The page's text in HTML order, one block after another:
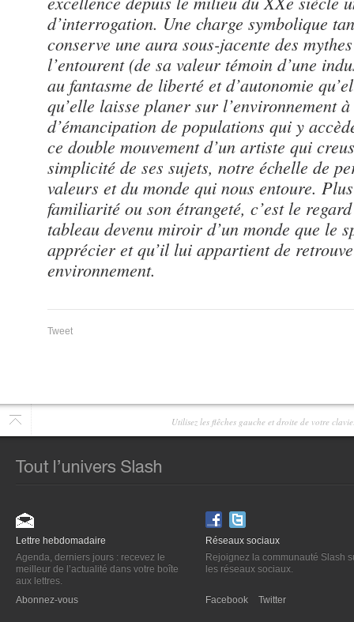
d’interrogation. Une charge symbolique
conserve une aura sous-jacente des
l’entourent (de sa valeur témoin d’une
au fantasme de liberté et d’autonomie
qu’elle laisse planer sur l’environnement
d’émancipation de populations qui y
ce double mouvement d’un artiste qui
simplicité de ses sujets, notre échelle de
valeurs et du monde qui nous entoure.
familiarité ou son étrangeté, c’est le
tableau devenu miroir d’un monde que le
apprécier et qu’il lui appartient de
environnement.
Tweet
Utilisez les flêches gauche et droite de votre
Lettre hebdomadaire
Agenda, derniers jours : recevez le
meilleur de l’actualité dans votre boîte
aux lettres.
Abonnez-vous
Réseaux sociaux
Rejoignez la communauté Slash
les réseaux sociaux.
Facebook Twitter